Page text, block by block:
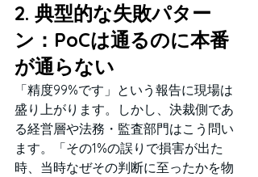
2. 典型的な失敗パター
ン：PoCは通るのに本番
が通らない
「精度99%です」という報告に現場は
盛り上がります。しかし、決裁側であ
る経営層や法務・監査部門はこう問い
ます。「その1%の誤りで損害が出た
時、当時なぜその判断に至ったかを物